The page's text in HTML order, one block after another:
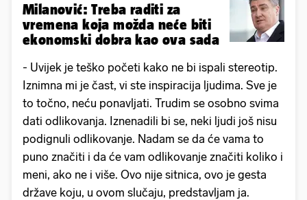
Milanović: Treba raditi za
vremena koja možda neće biti
ekonomski dobra kao ova sada
- Uvijek je teško početi kako ne bi ispali stereotip.
Iznimna mi je čast, vi ste inspiracija ljudima. Sve je
to točno, neću ponavljati. Trudim se osobno svima
dati odlikovanja. Iznenadili bi se, neki ljudi još nisu
podignuli odlikovanje. Nadam se da će vama to
puno značiti i da će vam odlikovanje značiti koliko i
meni, ako ne i više. Ovo nije sitnica, ovo je gesta
države koju, u ovom slučaju, predstavljam ja.